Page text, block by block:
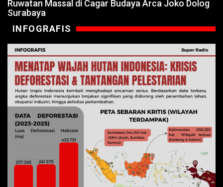
Ruwatan Massal di Cagar Budaya Arca Joko Dolog
Surabaya
INFOGRAFIS